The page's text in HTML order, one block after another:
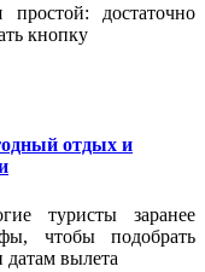
простой: достаточно
кнопку
отдых и
туристы заранее
чтобы подобрать
вылета